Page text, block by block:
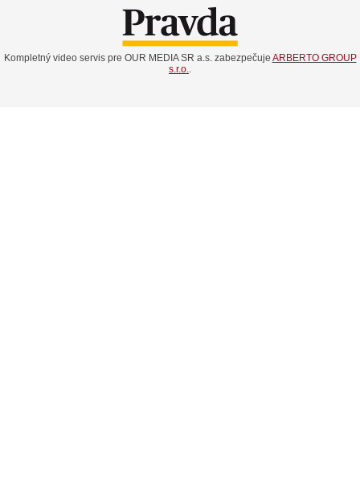
Kompletný video servis pre OUR MEDIA SR a.s. zabezpečuje ARBERTO GROUP
s.r.o..